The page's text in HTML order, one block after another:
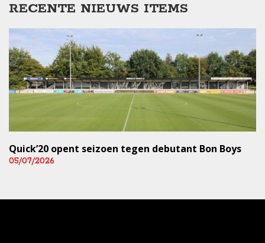
RECENTE NIEUWS ITEMS
Quick’20 opent seizoen tegen debutant Bon Boys
05/07/2026